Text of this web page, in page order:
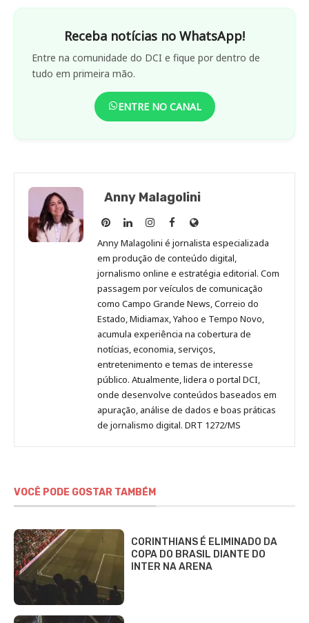
Receba notícias no WhatsApp!
Entre na comunidade do DCI e fique por dentro de
tudo em primeira mão.
ENTRE NO CANAL
Anny Malagolini
Anny
Malagolini
no
Pinterest
Anny
Malagolini
no
LinkedIn
Anny
Malagolini
no
Instagram
Anny
Malagolini
no
Facebook
Site
de
Anny
Malagolini
Anny Malagolini é jornalista especializada
em produção de conteúdo digital,
jornalismo online e estratégia editorial. Com
passagem por veículos de comunicação
como Campo Grande News, Correio do
Estado, Midiamax, Yahoo e Tempo Novo,
acumula experiência na cobertura de
notícias, economia, serviços,
entretenimento e temas de interesse
público. Atualmente, lidera o portal DCI,
onde desenvolve conteúdos baseados em
apuração, análise de dados e boas práticas
de jornalismo digital. DRT 1272/MS
VOCÊ PODE GOSTAR TAMBÉM
CORINTHIANS É ELIMINADO DA
COPA DO BRASIL DIANTE DO
INTER NA ARENA